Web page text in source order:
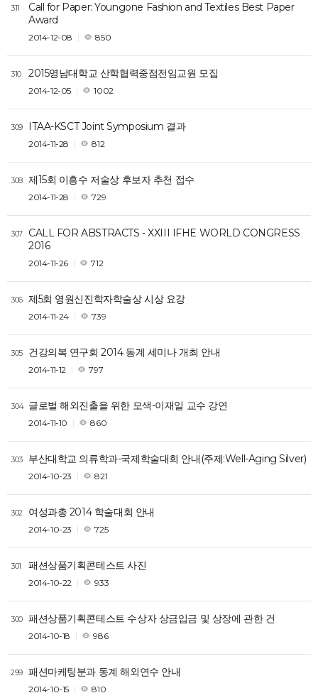
311
Call for Paper: Youngone Fashion and Textiles Best Paper
Award
2014-12-08 850
310 2015영남대학교 산학협력중점전임교원 모집
2014-12-05 1002
309 ITAA-KSCT Joint Symposium 결과
2014-11-28 812
308 제15회 이흥수 저술상 후보자 추천 접수
2014-11-28 729
307
CALL FOR ABSTRACTS - XXIII IFHE WORLD CONGRESS
2016
2014-11-26 712
306 제5회 영원신진학자학술상 시상 요강
2014-11-24 739
305 건강의복 연구회 2014 동계 세미나 개최 안내
2014-11-12 797
304 글로벌 해외진출을 위한 모색-이재일 교수 강연
2014-11-10 860
303 부산대학교 의류학과-국제학술대회 안내(주제:Well-Aging Silver)
2014-10-23 821
302 여성과총 2014 학술대회 안내
2014-10-23 725
301 패션상품기획콘테스트 사진
2014-10-22 933
300 패션상품기획콘테스트 수상자 상금입금 및 상장에 관한 건
2014-10-18 986
299 패션마케팅분과 동계 해외연수 안내
2014-10-15 810